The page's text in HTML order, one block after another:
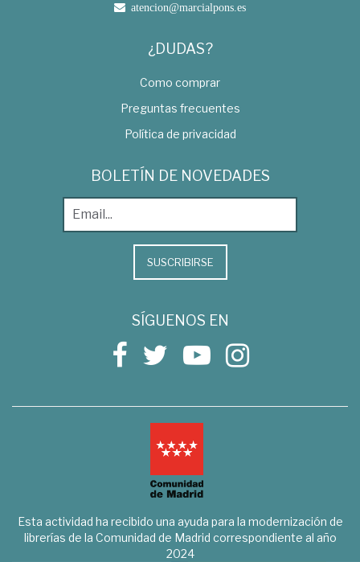
atencion@marcialpons.es
¿DUDAS?
Como comprar
Preguntas frecuentes
Política de privacidad
BOLETÍN DE NOVEDADES
SUSCRIBIRSE
SÍGUENOS EN
Esta actividad ha recibido una ayuda para la modernización de
librerías de la Comunidad de Madrid correspondiente al año
2024